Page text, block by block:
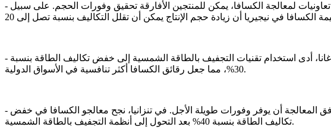
لمعالجة الكسافا، يمكن للمنتجين الأفارقة تحقيق وفورات الحجم. على سبيل
أدى استخدام تقنيات التجفيف بالطاقة الشمسية إلى خفض تكاليف الطاقة بنسبة
30%، مما جعل رقائق الكسافا أكثر تنافسية في الأسواق الدولية.
المعالجة أن يوفر وفورات طويلة الأجل. في تنزانيا، نجح معالجو الكسافا في خفض
تكاليف الطاقة بنسبة 40% بعد التحول إلى أنظمة التجفيف بالطاقة الشمسية.